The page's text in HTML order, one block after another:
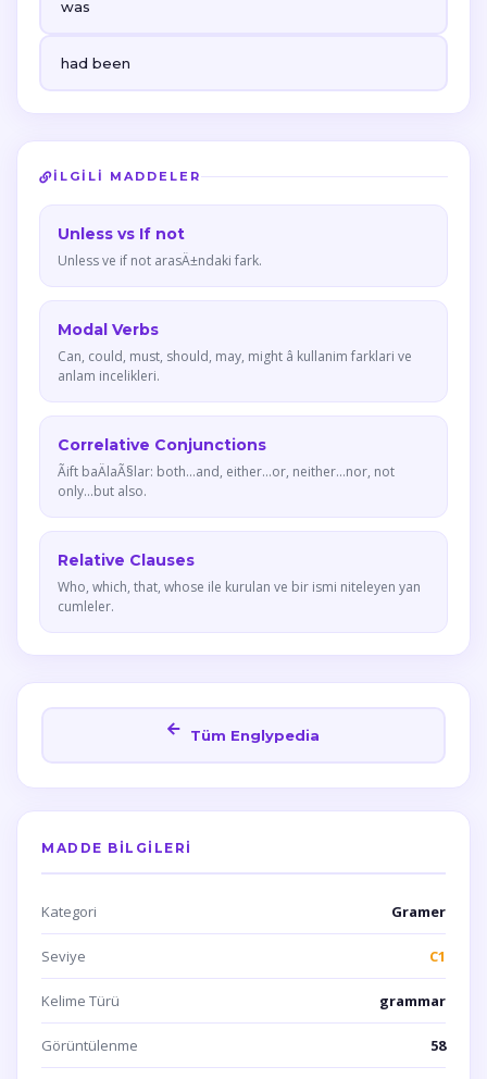
was
had been
İLGILI MADDELER
Unless vs If not
Unless ve if not arasÄ±ndaki fark.
Modal Verbs
Can, could, must, should, may, might â kullanim farklari ve
anlam incelikleri.
Correlative Conjunctions
Ãift baÄlaÃ§lar: both...and, either...or, neither...nor, not
only...but also.
Relative Clauses
Who, which, that, whose ile kurulan ve bir ismi niteleyen yan
cumleler.
Tüm Englypedia
MADDE BILGILERI
Kategori Gramer
Seviye C1
Kelime Türü grammar
Görüntülenme 58